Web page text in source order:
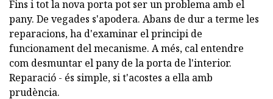
Fins i tot la nova porta pot ser un problema amb el
pany. De vegades s'apodera. Abans de dur a terme les
reparacions, ha d'examinar el principi de
funcionament del mecanisme. A més, cal entendre
com desmuntar el pany de la porta de l'interior.
Reparació - és simple, si t'acostes a ella amb
prudència.